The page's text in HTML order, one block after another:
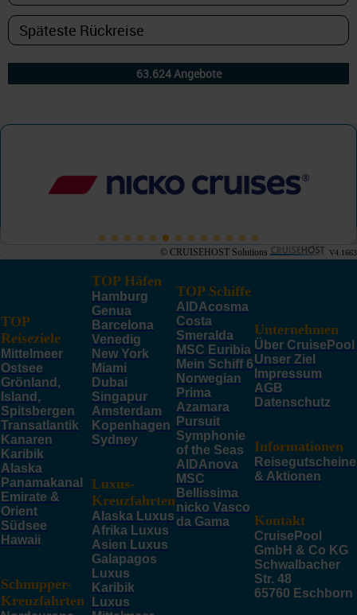
© CRUISEHOST Solutions V4.1663
TOP
Reiseziele
Mittelmeer
Ostsee
Grönland,
Island,
Spitsbergen
Transatlantik
Kanaren
Karibik
Alaska
Panamakanal
Emirate &
Orient
Südsee
Hawaii
Schnupper-
Kreuzfahrten
TOP Häfen
Hamburg
Genua
Barcelona
Venedig
New York
Miami
Dubai
Singapur
Amsterdam
Kopenhagen
Sydney
Luxus-
Kreuzfahrten
Alaska Luxus
Afrika Luxus
Asien Luxus
Galapagos
Luxus
Karibik
Luxus
TOP Schiffe
AIDAcosma
Costa
Smeralda
MSC Euribia
Mein Schiff 6
Norwegian
Prima
Azamara
Pursuit
Symphonie
of the Seas
AIDAnova
MSC
Bellissima
nicko Vasco
da Gama
Unternehmen
Über CruisePool
Unser Ziel
Impressum
AGB
Datenschutz
Informationen
Reisegutscheine
& Aktionen
Kontakt
CruisePool
GmbH & Co KG
Schwalbacher
Str. 48
65760 Eschborn